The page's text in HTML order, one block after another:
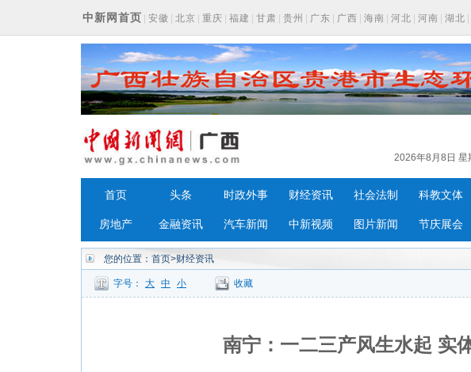
中新网首页 安徽 北京 重庆 福建 甘肃 贵州 广东 广西 海南 河北 河南 湖北
2026年8月8日 星
首页 头条 时政外事 财经资讯 社会法制 科教文体
房地产 金融资讯 汽车新闻 中新视频 图片新闻 节庆展会
您的位置： 首页>财经资讯
字号： 大 中 小 收藏
南宁：一二三产风生水起 实